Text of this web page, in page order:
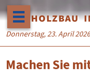
HOLZBAU
Donnerstag, 23. April 2026
Machen Sie